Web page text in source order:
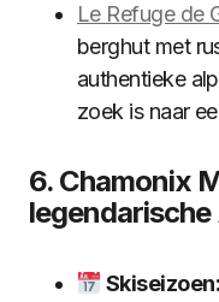
Le Refuge de
berghut met
authentieke
zoek is naar
6. Chamonix
Skiseizoen: